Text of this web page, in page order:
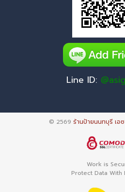
Line ID:
© 2569 ร้านป้ายนนทบุรี เอ
Work is
Protect Data With